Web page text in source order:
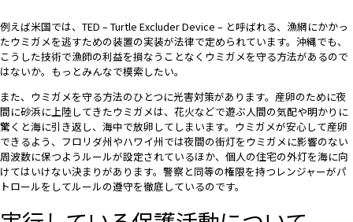
例えば米国では、TED – Turtle Excluder Device – と呼ばれる、漁網にかかっ
たウミガメを逃すための装置の実装が法律で定められています。沖縄でも、
こうした技術で漁師の利益を損なうことなくウミガメを守る方法があるので
はないか。もっとみんなで模索したい。
また、ウミガメを守る方法のひとつに光害対策があります。産卵のために夜
間に砂浜に上陸してきたウミガメは、花火などで遊ぶ人間の気配や明かりに
驚くと海に引き返し、海中で放卵してしまいます。ウミガメが安心して産卵
できるよう、フロリダ州やハワイ州では夜間の街灯をウミガメに影響のない
周波数に保つようルールが設定されているほか、個人の住宅の外灯を海に向
けてはいけない決まりがあります。警察と同等の権限を持つレンジャーがパ
トロールをしてルールの遵守を徹底しているのです。